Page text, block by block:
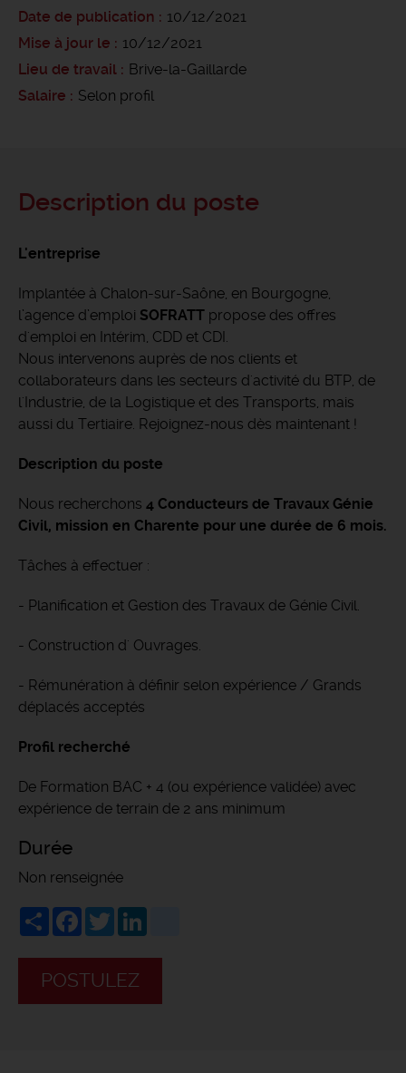
Date de publication
10/12/2021
Mise à jour le
10/12/2021
Lieu de travail
Brive-la-Gaillarde
Salaire
Selon profil
Description du poste
L'entreprise
Implantée à Chalon-sur-Saône, en Bourgogne,
l’agence d’emploi SOFRATT propose des offres
d'emploi en Intérim, CDD et CDI.
Nous intervenons auprès de nos clients et
collaborateurs dans les secteurs d'activité du BTP, de
l'Industrie, de la Logistique et des Transports, mais
aussi du Tertiaire. Rejoignez-nous dès maintenant !
Description du poste
Nous recherchons 4 Conducteurs de Travaux Génie
Civil, mission en Charente pour une durée de 6 mois.
Tâches à effectuer :
- Planification et Gestion des Travaux de Génie Civil.
- Construction d' Ouvrages.
- Rémunération à définir selon expérience / Grands
déplacés acceptés
Profil recherché
De Formation BAC + 4 (ou expérience validée) avec
expérience de terrain de 2 ans minimum
Durée
Non renseignée
ShareFacebook
Twitter
POSTULEZ